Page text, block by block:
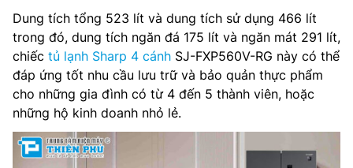
Điều khiển: Màn hình LED cảm ứng
Công nghệ khử mùi, diệt khuẩn: Plasmacluster ion
Nguồn điện: 220-240V, 50-60Hz
Kích thước tủ(RxSxC): 795 x 740 x 1800 mm
Dung tích tổng 523 lít và dung tích sử dụng 466 lít
trong đó, dung tích ngăn đá 175 lít và ngăn mát 291 lít,
chiếc tủ lạnh Sharp 4 cánh SJ-FXP560V-RG này có thể
đáp ứng tốt nhu cầu lưu trữ và bảo quản thực phẩm
cho những gia đình có từ 4 đến 5 thành viên, hoặc
những hộ kinh doanh nhỏ lẻ.